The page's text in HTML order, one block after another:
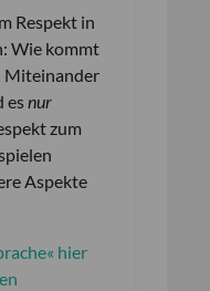
Respekt in
Wie kommt
Miteinander
esnur
zum
Aspekte
hier